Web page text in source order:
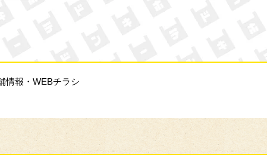
キホーテ
情報・WEBチラシ